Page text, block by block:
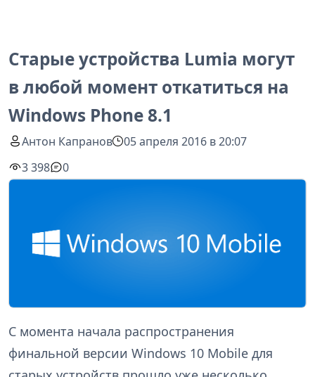
Старые устройства Lumia могут
в любой момент откатиться на
Windows Phone 8.1
Антон Капранов
05 апреля 2016 в 20:07
3 398
0
С момента начала распространения
финальной версии Windows 10 Mobile для